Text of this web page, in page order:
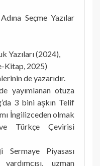
Seçme Yazılar
Yazıları (2024),
Kitap, 2025)
de yazarıdır.
yayımlanan otuza
3 bini aşkın Telif
İngilizceden olmak
Türkçe Çevirisi
Piyasası
uzman